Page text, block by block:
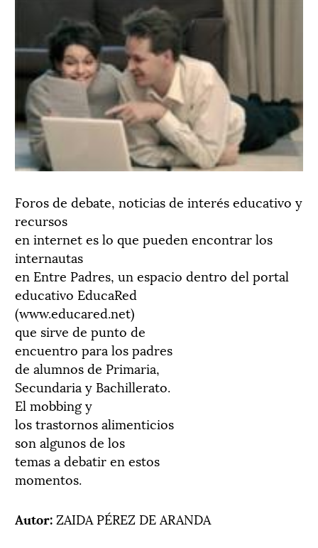
Foros de debate, noticias de interés educativo y
recursos
en internet es lo que pueden encontrar los
internautas
en Entre Padres, un espacio dentro del portal
educativo EducaRed
(www.educared.net)
que sirve de punto de
encuentro para los padres
de alumnos de Primaria,
Secundaria y Bachillerato.
El mobbing y
los trastornos alimenticios
son algunos de los
temas a debatir en estos
momentos.
Autor: ZAIDA PÉREZ DE ARANDA